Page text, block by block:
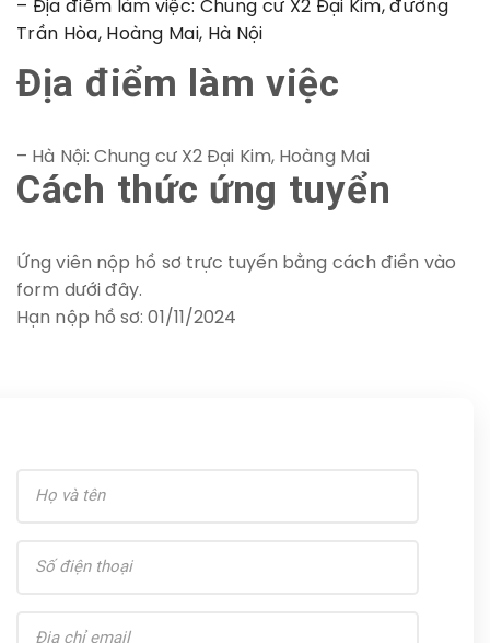
– Địa điểm làm việc: Chung cư X2 Đại Kim, đường
Trần Hòa, Hoàng Mai, Hà Nội
Địa điểm làm việc
– Hà Nội: Chung cư X2 Đại Kim, Hoàng Mai
Cách thức ứng tuyển
Ứng viên nộp hồ sơ trực tuyến bằng cách điền vào
form dưới đây.
Hạn nộp hồ sơ: 01/11/2024